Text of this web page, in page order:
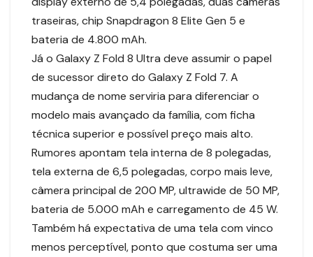
traseiras, chip Snapdragon 8 Elite Gen 5 e
bateria de 4.800 mAh.
Já o Galaxy Z Fold 8 Ultra deve assumir o papel
de sucessor direto do Galaxy Z Fold 7. A
mudança de nome serviria para diferenciar o
modelo mais avançado da família, com ficha
técnica superior e possível preço mais alto.
Rumores apontam tela interna de 8 polegadas,
tela externa de 6,5 polegadas, corpo mais leve,
câmera principal de 200 MP, ultrawide de 50 MP,
bateria de 5.000 mAh e carregamento de 45 W.
Também há expectativa de uma tela com vinco
menos perceptível, ponto que costuma ser uma